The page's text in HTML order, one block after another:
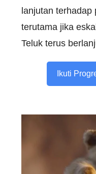
lanjutan terhadap
terutama jika
Teluk terus
Ikuti